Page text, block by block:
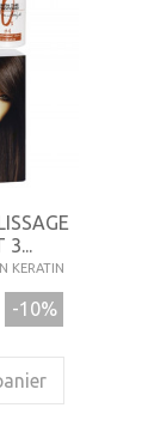
3...
KERATIN
-10%